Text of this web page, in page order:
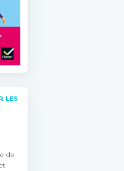
LES
de